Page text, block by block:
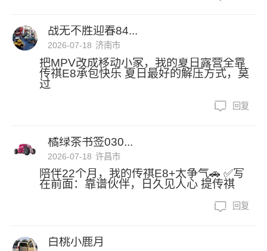
战无不胜迎春84...
2026-07-18 济南市
把MPV改成移动小家，我的夏日露营全靠
传祺E8承包快乐 夏日最好的解压方式，莫
过
回复
橘绿茶书签030...
2026-07-18 许昌市
陪伴22个月，我的传祺E8+太争气🚗 ✅写
在前面：靠谱伙伴，日久见人心 提传祺
回复
白桃小鹿月